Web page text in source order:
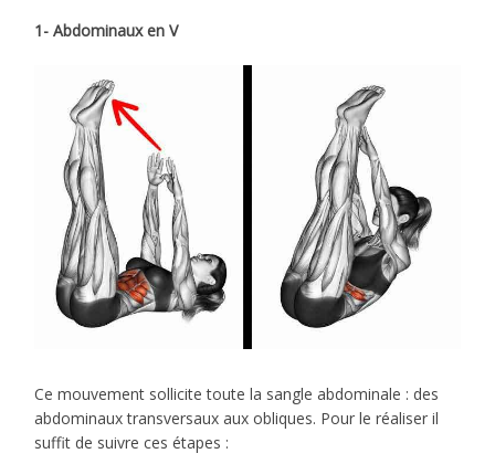
1- Abdominaux en V
Ce mouvement sollicite toute la sangle abdominale : des
abdominaux transversaux aux obliques. Pour le réaliser il
suffit de suivre ces étapes :